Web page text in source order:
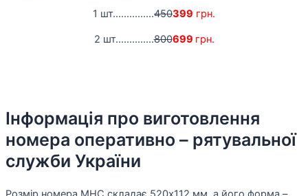
1 шт...............450399 грн.
2 шт..............800699 грн.
Інформація про виготовлення
номера оперативно – рятувальної
служби України